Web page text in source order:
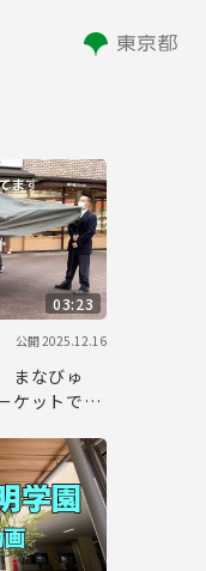
03:23
公開2025.12.16
まなびゅ
ットでの